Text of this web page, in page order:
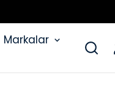
Markalar